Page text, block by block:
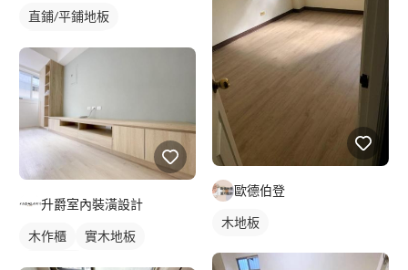
直鋪/平鋪地板
升爵室內裝潢設計
木作櫃
實木地板
歐德伯登
木地板